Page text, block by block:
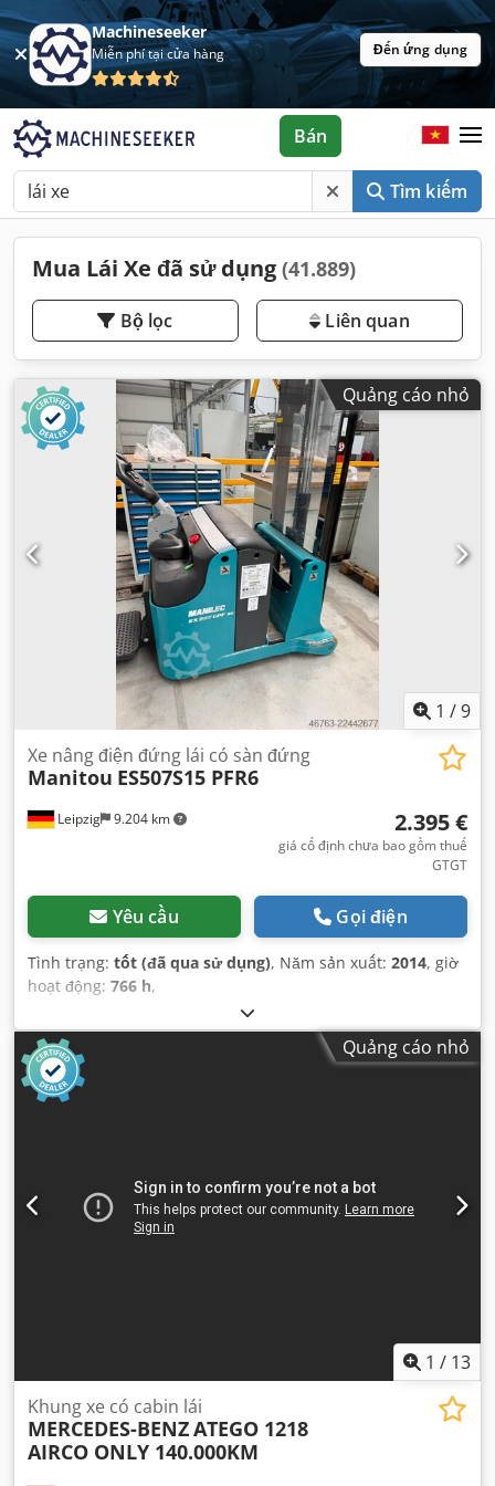
Machineseeker
Miễn phí tại cửa hàng Đến ứng dụng
Tìm kiếm
Bán
Mua Lái Xe đã sử dụng (41.889)
Bộ lọc Liên quan
Quảng cáo nhỏ
1 /9
Leipzig 9.204 km
Xe nâng điện đứng lái có sàn đứng
Manitou ES507S15 PFR6
2.395 €
giá cố định chưa bao gồm thuế
GTGT
Yêu cầu Gọi điện
Tình trạng: tốt (đã qua sử dụng), Năm sản xuất: 2014, giờ
hoạt động: 766 h,
Quảng cáo nhỏ
1 / 13
Khung xe có cabin lái
MERCEDES-BENZATEGO 1218
AIRCO ONLY 140.000KM